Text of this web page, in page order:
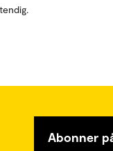
Abonner